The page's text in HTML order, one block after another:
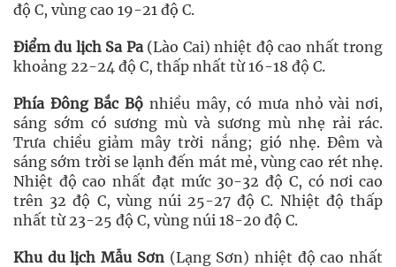
độ C, vùng cao 19-21 độ C.
Điểm du lịch Sa Pa(Lào Cai) nhiệt độ cao nhất trong
khoảng 22-24 độ C, thấp nhất từ 16-18 độ C.
Phía Đông Bắc Bộ nhiều mây, có mưa nhỏ vài nơi,
sáng sớm có sương mù và sương mù nhẹ rải rác.
Trưa chiều giảm mây trời nắng; gió nhẹ. Đêm và
sáng sớm trời se lạnh đến mát mẻ, vùng cao rét nhẹ.
Nhiệt độ cao nhất đạt mức 30-32 độ C, có nơi cao
trên 32 độ C, vùng núi 25-27 độ C. Nhiệt độ thấp
nhất từ 23-25 độ C, vùng núi 18-20 độ C.
Khu du lịch Mẫu Sơn(Lạng Sơn) nhiệt độ cao nhất